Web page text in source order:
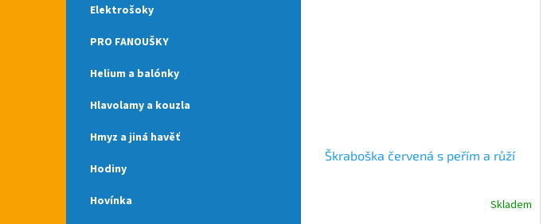
Elektrošoky
PRO FANOUŠKY
Helium a balónky
Hlavolamy a kouzla
Hmyz a jiná havěť
Hodiny
Hovínka
Škraboška červená s peřím a růží
Skladem